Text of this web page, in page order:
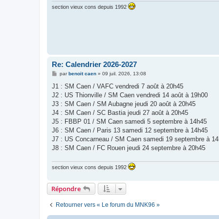
section vieux cons depuis 1992
Re: Calendrier 2026-2027
M
s
a
g
parbenoit caen» 09 juil. 2026, 13:08
J1 : SM Caen / VAFC vendredi 7 août à 20h45
J2 : US Thionville / SM Caen vendredi 14 août à 19h00
J3 : SM Caen / SM Aubagne jeudi 20 août à 20h45
J4 : SM Caen / SC Bastia jeudi 27 août à 20h45
J5 : FBBP 01 / SM Caen samedi 5 septembre à 14h45
J6 : SM Caen / Paris 13 samedi 12 septembre à 14h45
J7 : US Concarneau / SM Caen samedi 19 septembre à
J8 : SM Caen / FC Rouen jeudi 24 septembre à 20h45
section vieux cons depuis 1992
Répondre
Retourner vers « Le forum du MNK96 »